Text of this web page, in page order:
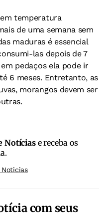
temperatura
de uma semana sem
maduras é essencial
las depois de 7
pedaços ela pode ir
6 meses. Entretanto, as
morangos devem ser
Notíciase receba os
Noticias
com seus